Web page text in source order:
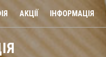
АКЦІЇ ІНФОРМАЦІЯ